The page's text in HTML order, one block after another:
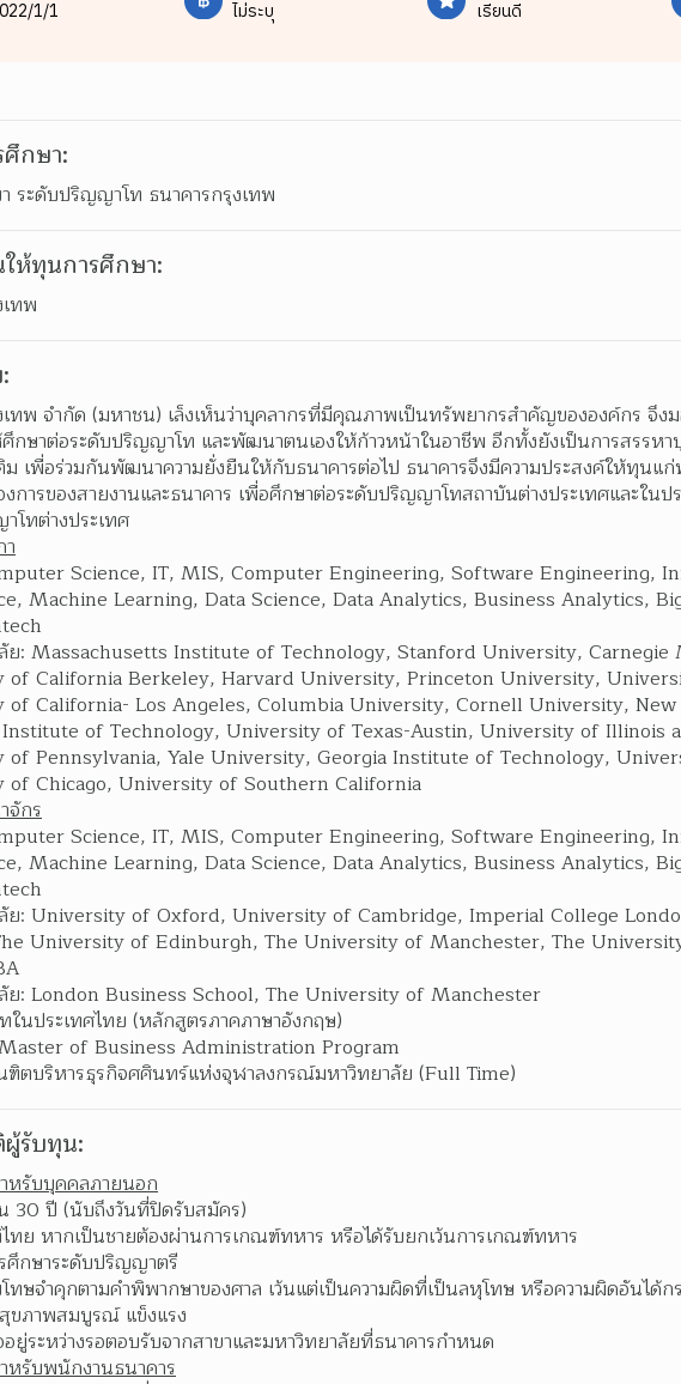
1/1
ไม่ระบุ
เรียนดี
กษา:
ระดับปริญญาโท ธนาคารกรุงเทพ
ห้ทุนการศึกษา:
ทพ
เทพ จำกัด (มหาชน) เล็งเห็นว่าบุคลากรที่มีคุณภาพเป็นทรัพยากรสำคัญขององค์กร จึง
กษาต่อระดับปริญญาโท และพัฒนาตนเองให้ก้าวหน้าในอาชีพ อีกทั้งยังเป็นการสรรหา
ติม เพื่อร่วมกันพัฒนาความยั่งยืนให้กับธนาคารต่อไป ธนาคารจึงมีความประสงค์ให้ทุน
การของสายงานและธนาคาร เพื่อศึกษาต่อระดับปริญญาโทสถาบันต่างประเทศและใน
ทต่างประเทศ
Science, IT, MIS, Computer Engineering, Software Engineering,
Machine Learning, Data Science, Data Analytics, Business Analytics,
ย: Massachusetts Institute of Technology, Stanford University,
of California Berkeley, Harvard University, Princeton University,
of California- Los Angeles, Columbia University, Cornell University,
of Technology, University of Texas-Austin, University of Illinois
of Pennsylvania, Yale University, Georgia Institute of Technology,
of Chicago, University of Southern California
จักร
Science, IT, MIS, Computer Engineering, Software Engineering,
Machine Learning, Data Science, Data Analytics, Business Analytics,
ย: University of Oxford, University of Cambridge, Imperial College
University of Edinburgh, The University of Manchester, The
ย: London Business School, The University of Manchester
นประเทศไทย (หลักสูตรภาคภาษาอังกฤษ)
of Business Administration Program
ตบริหารธุรกิจศศินทร์แห่งจุฬาลงกรณ์มหาวิทยาลัย (Full Time)
รับทุน:
รับบุคคลภายนอก
30 ปี (นับถึงวันที่ปิดรับสมัคร)
ทย หากเป็นชายต้องผ่านการเกณฑ์ทหาร หรือได้รับยกเว้นการเกณฑ์ทหาร
ศึกษาระดับปริญญาตรี
ทษจำคุกตามคำพิพากษาของศาล เว้นแต่เป็นความผิดที่เป็นลหุโทษ หรือความผิดอันได้ก
ขภาพสมบูรณ์ แข็งแรง
ยู่ระหว่างรอตอบรับจากสาขาและมหาวิทยาลัยที่ธนาคารกำหนด
รับพนักงานธนาคาร